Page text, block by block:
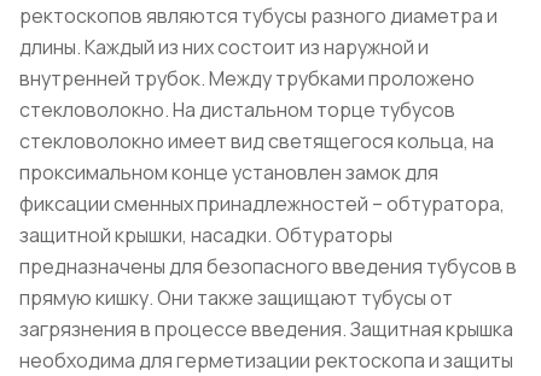
ректоскопов являются тубусы разного диаметра и
длины. Каждый из них состоит из наружной и
внутренней трубок. Между трубками проложено
стекловолокно. На дистальном торце тубусов
стекловолокно имеет вид светящегося кольца, на
проксимальном конце установлен замок для
фиксации сменных принадлежностей – обтуратора,
защитной крышки, насадки. Обтураторы
предназначены для безопасного введения тубусов в
прямую кишку. Они также защищают тубусы от
загрязнения в процессе введения. Защитная крышка
необходима для герметизации ректоскопа и защиты